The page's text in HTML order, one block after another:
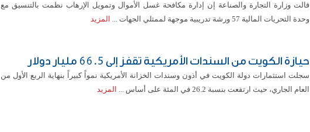
قالت وزارة التجارة والصناعة إن إدارة مكافحة غسل الأموال وتمويل الإرهاب نظمت بالتنسيق مع
وحدة التحريات المالية 57 ورشة تدريبية موجهة لممثلي الجهات ...
المزيد
حيازة الكويت من السندات الأمريكية تقفز إلى 66.5 مليار دولار
سجلت استثمارات دولة الكويت في أذون وسندات الخزانة الأمريكية نمواً كبيراً بنهاية الربع الأول من
العام الجاري، حيث ارتفعت بنسبة 26.2 في المئة على أساس ...
المزيد